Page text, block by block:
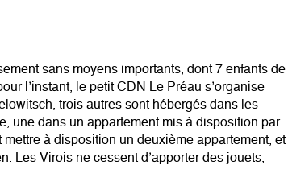
sans moyens importants, dont 7 enfants de
l’instant, le petit CDN Le Préau s’organise
trois autres sont hébergés dans les
une dans un appartement mis à disposition par
à disposition un deuxième appartement, et
Les Virois ne cessent d’apporter des jouets,